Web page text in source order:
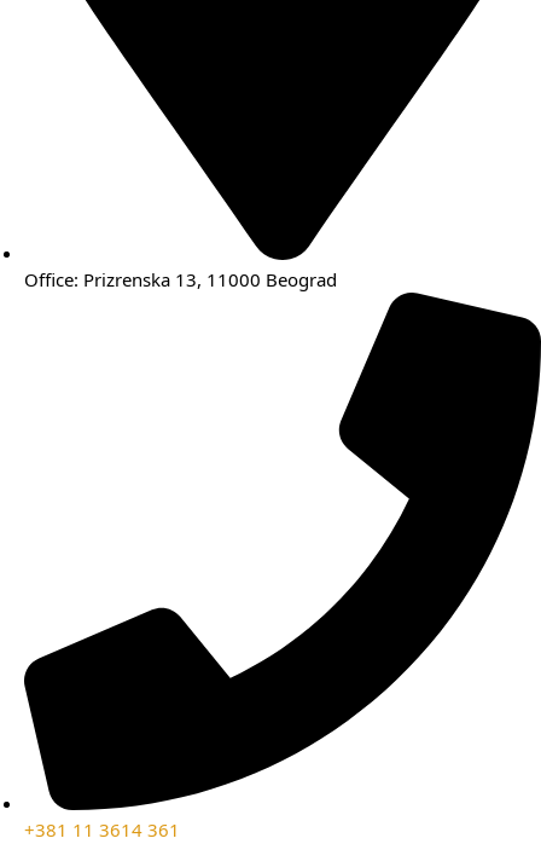
Office: Prizrenska 13, 11000 Beograd
+381 11 3614 361